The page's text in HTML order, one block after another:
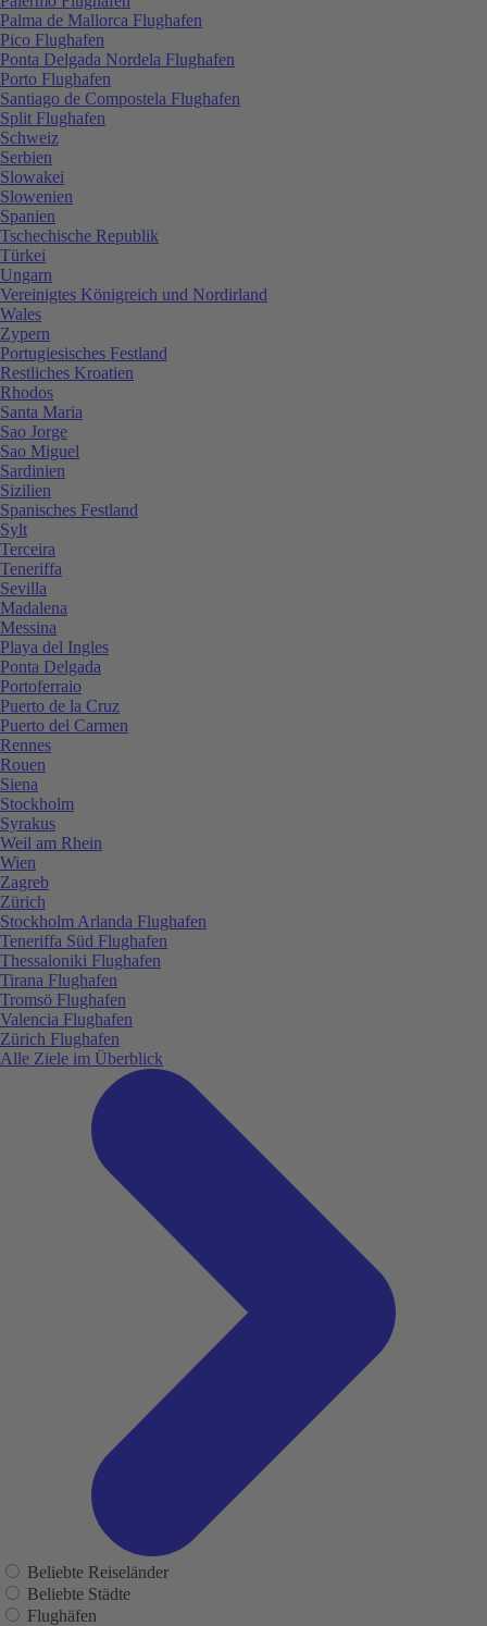
Palma de Mallorca Flughafen
Pico Flughafen
Ponta Delgada Nordela Flughafen
Porto Flughafen
Santiago de Compostela Flughafen
Split Flughafen
Schweiz
Serbien
Slowakei
Slowenien
Spanien
Tschechische Republik
Türkei
Ungarn
Vereinigtes Königreich und Nordirland
Wales
Zypern
Portugiesisches Festland
Restliches Kroatien
Rhodos
Santa Maria
Sao Jorge
Sao Miguel
Sardinien
Sizilien
Spanisches Festland
Sylt
Terceira
Teneriffa
Sevilla
Madalena
Messina
Playa del Ingles
Ponta Delgada
Portoferraio
Puerto de la Cruz
Puerto del Carmen
Rennes
Rouen
Siena
Stockholm
Syrakus
Weil am Rhein
Wien
Zagreb
Zürich
Stockholm Arlanda Flughafen
Teneriffa Süd Flughafen
Thessaloniki Flughafen
Tirana Flughafen
Tromsö Flughafen
Valencia Flughafen
Zürich Flughafen
Alle Ziele im Überblick
Beliebte Reiseländer
Beliebte Städte
Flughäfen